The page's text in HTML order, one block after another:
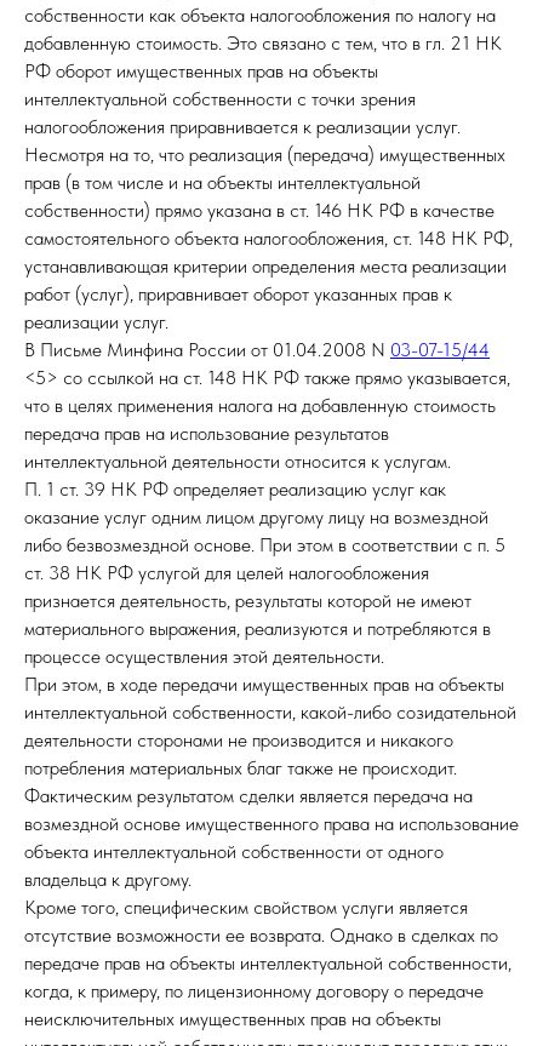
собственности как объекта налогообложения по налогу на
добавленную стоимость. Это связано с тем, что в гл. 21 НК
РФ оборот имущественных прав на объекты
интеллектуальной собственности с точки зрения
налогообложения приравнивается к реализации услуг.
Несмотря на то, что реализация (передача) имущественных
прав (в том числе и на объекты интеллектуальной
собственности) прямо указана в ст. 146 НК РФ в качестве
самостоятельного объекта налогообложения, ст. 148 НК РФ,
устанавливающая критерии определения места реализации
работ (услуг), приравнивает оборот указанных прав к
реализации услуг.
В Письме Минфина России от 01.04.2008 N 03-07-15/44
<5> со ссылкой на ст. 148 НК РФ также прямо указывается,
что в целях применения налога на добавленную стоимость
передача прав на использование результатов
интеллектуальной деятельности относится к услугам.
П. 1 ст. 39 НК РФ определяет реализацию услуг как
оказание услуг одним лицом другому лицу на возмездной
либо безвозмездной основе. При этом в соответствии с п. 5
ст. 38 НК РФ услугой для целей налогообложения
признается деятельность, результаты которой не имеют
материального выражения, реализуются и потребляются в
процессе осуществления этой деятельности.
При этом, в ходе передачи имущественных прав на объекты
интеллектуальной собственности, какой-либо созидательной
деятельности сторонами не производится и никакого
потребления материальных благ также не происходит.
Фактическим результатом сделки является передача на
возмездной основе имущественного права на использование
объекта интеллектуальной собственности от одного
владельца к другому.
Кроме того, специфическим свойством услуги является
отсутствие возможности ее возврата. Однако в сделках по
передаче прав на объекты интеллектуальной собственности,
когда, к примеру, по лицензионному договору о передаче
неисключительных имущественных прав на объекты